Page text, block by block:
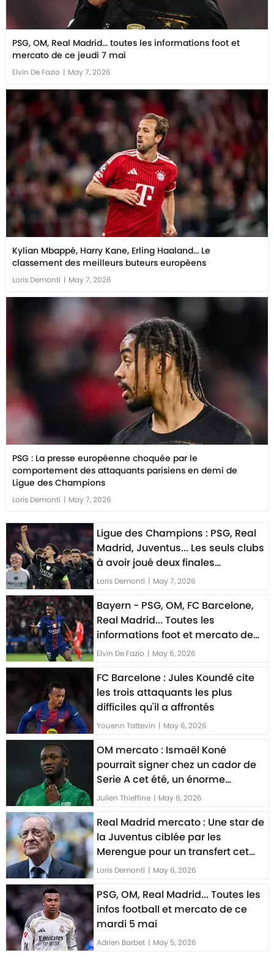
PSG, OM, Real Madrid... toutes les informations foot et
mercato de ce jeudi 7 mai
Elvin De Fazio | May 7, 2026
Kylian Mbappé, Harry Kane, Erling Haaland... Le
classement des meilleurs buteurs européens
Loris Demonti | May 7, 2026
PSG : La presse européenne choquée par le
comportement des attaquants parisiens en demi de
Ligue des Champions
Loris Demonti | May 7, 2026
Ligue des Champions : PSG, Real
Madrid, Juventus... Les seuls clubs
à avoir joué deux finales
consécutives
Loris Demonti | May 7, 2026
Bayern - PSG, OM, FC Barcelone,
Real Madrid... Toutes les
informations foot et mercato de
ce mercredi 6 mai
Elvin De Fazio | May 6, 2026
FC Barcelone : Jules Koundé cite
les trois attaquants les plus
difficiles qu'il a affrontés
Youenn Tattevin | May 6, 2026
OM mercato : Ismaël Koné
pourrait signer chez un cador de
Serie A cet été, un énorme
transfert pressenti
Julien Thieffine | May 6, 2026
Real Madrid mercato : Une star de
la Juventus ciblée par les
Merengue pour un transfert cet
été
Loris Demonti | May 6, 2026
PSG, OM, Real Madrid... Toutes les
infos football et mercato de ce
mardi 5 mai
Adrien Barbet | May 5, 2026